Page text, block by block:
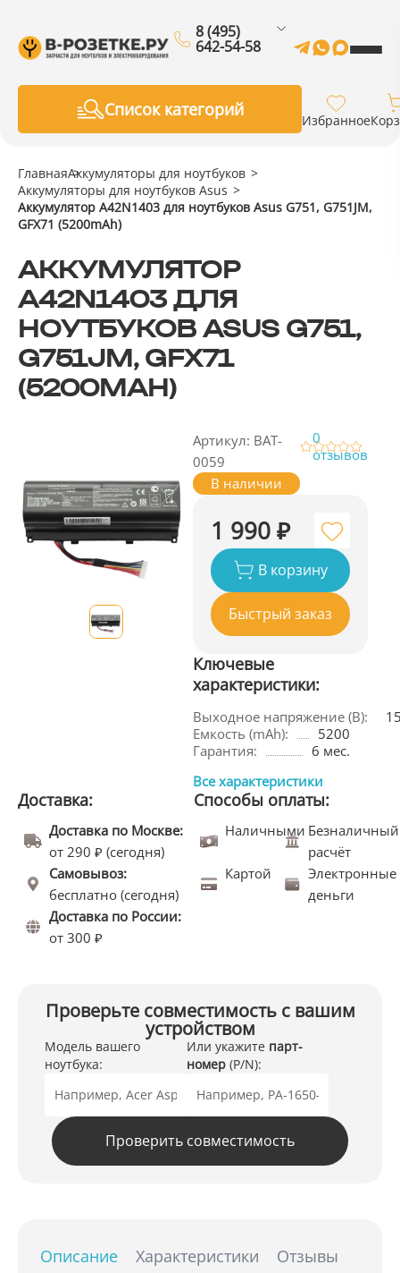
8 (495)
642-54-58
Список категорий
Избранное
ГлавнаяАккумуляторы для ноутбуков
Аккумуляторы для ноутбуков Asus
Аккумулятор A42N1403 для ноутбуков Asus G751, G751JM,
GFX71 (5200mAh)
АККУМУЛЯТОР
A42N1403 ДЛЯ
НОУТБУКОВ ASUS G751,
G751JM, GFX71
(5200MAH)
Артикул: BAT-
0059
В наличии
0
отзывов
1 990 ₽
В корзину
Быстрый заказ
Ключевые
характеристики:
Выходное напряжение (В):
Емкость (mAh):
5200
Гарантия:
6 мес.
Все характеристики
Доставка:
Доставка по Москве:
от 290 ₽ (сегодня)
Самовывоз:
бесплатно (сегодня)
Доставка по России:
от 300 ₽
Способы оплаты:
Наличными Безналичный
расчёт
Картой
Электронные
деньги
Проверьте совместимость с вашим
устройством
Модель вашего
ноутбука:
Или укажите парт-
номер (P/N):
Проверить совместимость
Описание Характеристики Отзывы